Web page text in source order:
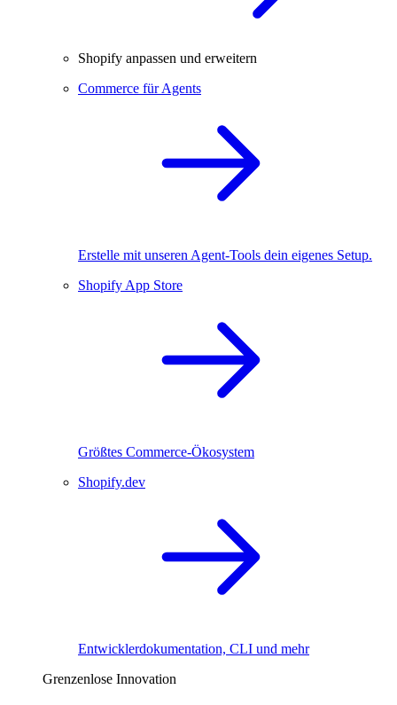
Shopify anpassen und erweitern
Commerce für Agents
Erstelle mit unseren Agent-Tools dein eigenes Setup.
Shopify App Store
Größtes Commerce-Ökosystem
Shopify.dev
Entwicklerdokumentation, CLI und mehr
Grenzenlose Innovation